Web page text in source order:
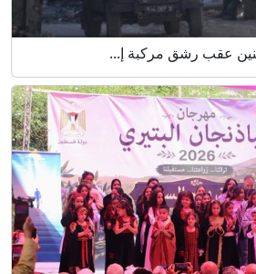
عقب رشق مركبة إ...